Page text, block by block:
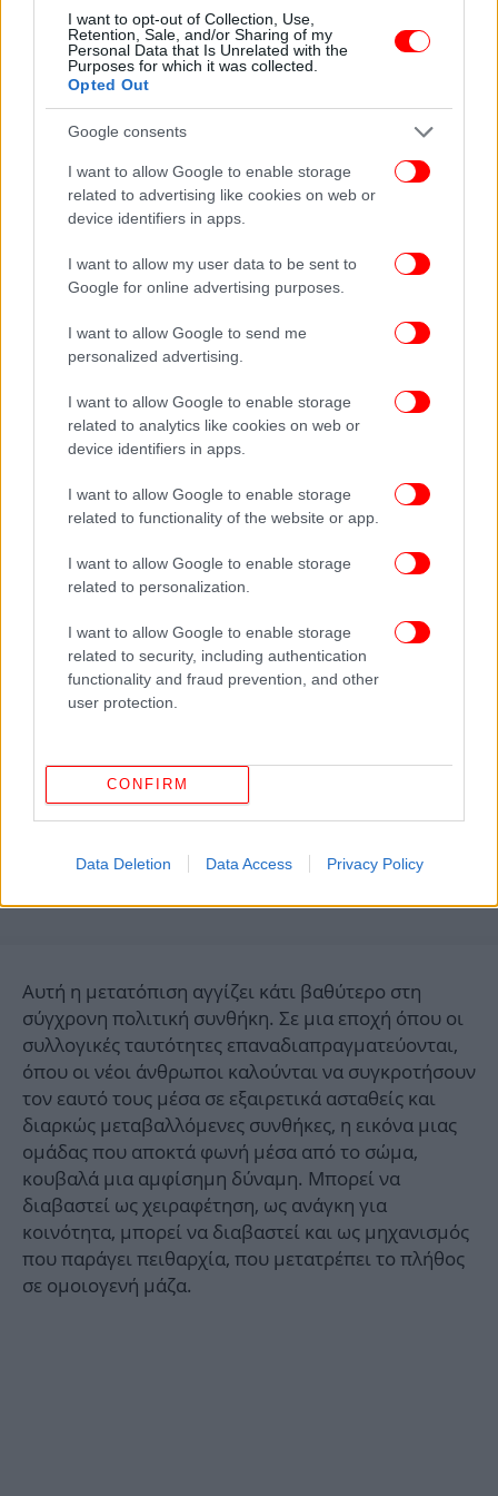
I want to opt-out of Collection, Use,
Retention, Sale, and/or Sharing of my
Personal Data that Is Unrelated with the
Purposes for which it was collected.
Opted Out
Google consents
I want to allow Google to enable storage
related to advertising like cookies on web or
device identifiers in apps.
I want to allow my user data to be sent to
Google for online advertising purposes.
I want to allow Google to send me
personalized advertising.
I want to allow Google to enable storage
related to analytics like cookies on web or
device identifiers in apps.
I want to allow Google to enable storage
related to functionality of the website or app.
I want to allow Google to enable storage
related to personalization.
I want to allow Google to enable storage
related to security, including authentication
functionality and fraud prevention, and other
user protection.
CONFIRM
Data Deletion Data Access Privacy Policy
Εδώ βρίσκεται και το πολιτικό βάθος του έργου.Το
σχολείο στο «Storm» δεν είναι απλώς ένα σκηνικό
παρακμής, είναι ένας θεσμός που έχει αδειάσει από
νόημα, ένας χώρος χωρίς ενήλικη παρουσία, χωρίς
δομές που να παράγουν προοπτική, και τα αγόρια
κινούνται μέσα του σαν να δοκιμάζουν τα όρια ενός
κόσμου που δεν τους προσφέρει καμία
σταθερότητα. Η βία δεν εμφανίζεται ως σοκ,
λειτουργεί ως καθημερινή γλώσσα, ως μηχανισμός
Η σκηνή της φωτογραφίας αποκτά έτσι μια δεύτερη
ανάγνωση. Η αναμνηστική φωτογραφία είναι
κατεξοχήν ένα εργαλείο του θεσμού για να
δημιουργήσει μια ταυτότητα, που λέει «ανήκεις
αναγνωρίσιμη μορφή. Στο «Storm» αυτή η μορφή
καταρρέει εκ των έσω. Το σύνολο δεν διαλύεται,
ενεργοποιείται. Η ομάδα μετατρέπεται σε σώμα
που κινείται με δικούς του κανόνες.
Αυτή η μετατόπιση αγγίζει κάτι βαθύτερο στη
σύγχρονη πολιτική συνθήκη. Σε μια εποχή όπου οι
συλλογικές ταυτότητες επαναδιαπραγματεύονται,
όπου οι νέοι άνθρωποι καλούνται να συγκροτήσουν
τον εαυτό τους μέσα σε εξαιρετικά ασταθείς και
διαρκώς μεταβαλλόμενες συνθήκες, η εικόνα μιας
ομάδας που αποκτά φωνή μέσα από το σώμα,
κουβαλά μια αμφίσημη δύναμη. Μπορεί να
διαβαστεί ως χειραφέτηση, ως ανάγκη για
κοινότητα, μπορεί να διαβαστεί και ως μηχανισμός
που παράγει πειθαρχία, που μετατρέπει το πλήθος
σε ομοιογενή μάζα.